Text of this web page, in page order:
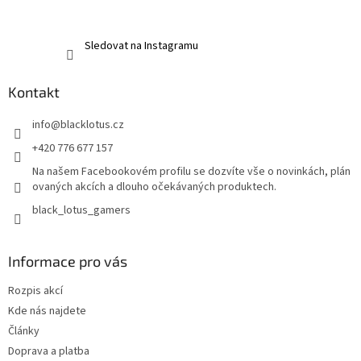
Sledovat na Instagramu
Kontakt
info@blacklotus.cz
+420 776 677 157
Na našem Facebookovém profilu se dozvíte vše o novinkách, plán
ovaných akcích a dlouho očekávaných produktech.
black_lotus_gamers
Informace pro vás
Rozpis akcí
Kde nás najdete
Články
Doprava a platba